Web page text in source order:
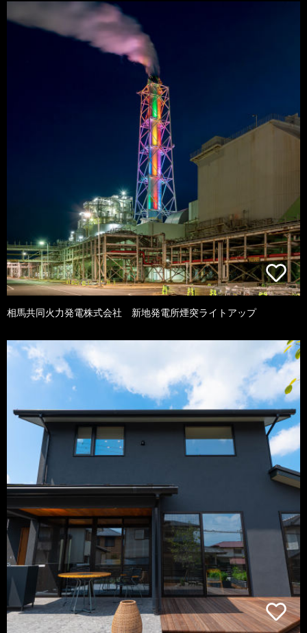
相馬共同火力発電株式会社 新地発電所煙突ライトアップ